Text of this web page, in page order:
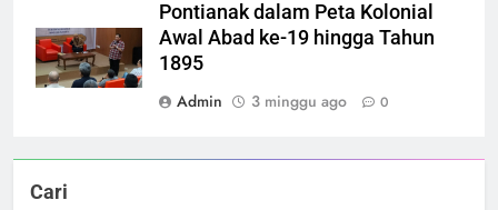
Pontianak dalam Peta Kolonial
Awal Abad ke-19 hingga Tahun
1895
Admin
3 minggu ago 0
Cari